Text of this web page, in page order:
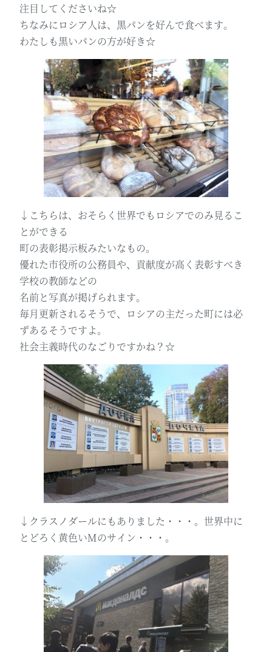
注目してくださいね☆
ちなみにロシア人は、黒パンを好んで食べます。
わたしも黒いパンの方が好き☆
↓こちらは、おそらく世界でもロシアでのみ見るこ
とができる
町の表彰掲示板みたいなもの。
優れた市役所の公務員や、貢献度が高く表彰すべき
学校の教師などの
名前と写真が掲げられます。
毎月更新されるそうで、ロシアの主だった町には必
ずあるそうですよ。
社会主義時代のなごりですかね？☆
↓クラスノダールにもありました・・・。世界中に
とどろく黄色いMのサイン・・・。